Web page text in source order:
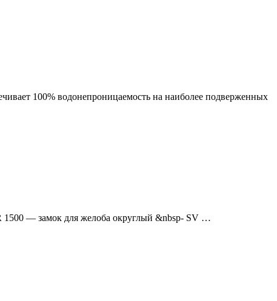
100% водонепроницаемость на наиболее подверженных
— замок для желоба округлый &nbsp- SV …